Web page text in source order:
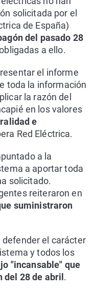
solicitada por el
de España)
del pasado 28
a ello.
el informe
toda la información
la razón del
en los valores
e
Red Eléctrica.
a la
a aportar toda
solicitado.
reiteraron en
suministraron
defender el carácter
y todos los
"incansable" que
del 28 de abril .